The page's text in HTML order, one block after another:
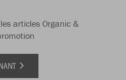
articles Organic &